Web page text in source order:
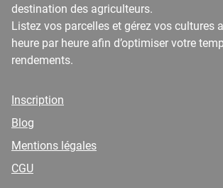
destination des agriculteurs.
Listez vos parcelles et gérez vos cultures
heure par heure afin d’optimiser votre
rendements.
Inscription
Blog
Mentions légales
CGU